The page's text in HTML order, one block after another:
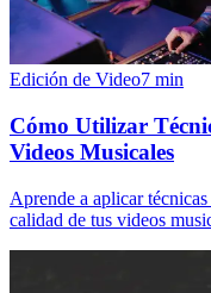
Edición de Video7 min
Cómo Utilizar
Videos Musicales
Aprende a aplicar
calidad de tus videos